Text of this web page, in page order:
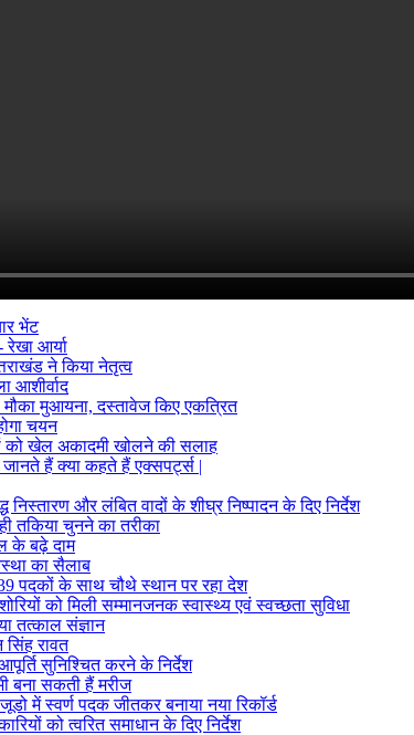
भेंट
आर्या
ने किया नेतृत्व
आशीर्वाद
मौका मुआयना, दस्तावेज किए एकत्रित
चयन
को खेल अकादमी खोलने की सलाह
हैं क्या कहते हैं एक्सपर्ट्स |
और लंबित वादों के शीघ्र निष्पादन के दिए निर्देश
तकिया चुनने का तरीका
के बढ़े दाम
का सैलाब
पदकों के साथ चौथे स्थान पर रहा देश
को मिली सम्मानजनक स्वास्थ्य एवं स्वच्छता सुविधा
तत्काल संज्ञान
रावत
सुनिश्चित करने के निर्देश
बना सकती हैं मरीज
में स्वर्ण पदक जीतकर बनाया नया रिकॉर्ड
को त्वरित समाधान के दिए निर्देश